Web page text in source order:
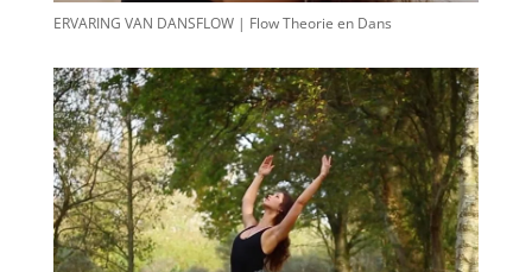
ERVARING VAN DANSFLOW | Flow Theorie en Dans